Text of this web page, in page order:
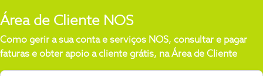
Área de Cliente NOS
Como gerir a sua conta e serviços NOS, consultar e pagar
faturas e obter apoio a cliente grátis, na Área de Cliente